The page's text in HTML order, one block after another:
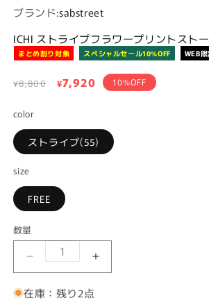
ブランド:sabstreet
ICHI ストライプフラワープリントスト
まとめ割り対象 スペシャルセール10%OFF WEB
通
価
格
¥8,800
セ
価
格
¥7,920 10%OFF
color
ストライプ(55)
size
FREE
数量
ICHI ストライプフラワープリ
ICHI ストライプフ
在庫：残り2点